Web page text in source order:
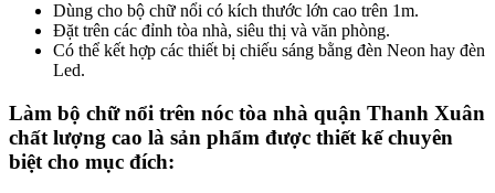
Dùng cho bộ chữ nổi có kích thước lớn cao trên 1m.
Đặt trên các đỉnh tòa nhà, siêu thị và văn phòng.
Có thể kết hợp các thiết bị chiếu sáng bằng đèn Neon hay đèn
Led.
Làm bộ chữ nổi trên nóc tòa nhà quận Thanh Xuân
chất lượng cao là sản phẩm được thiết kế chuyên
biệt cho mục đích: